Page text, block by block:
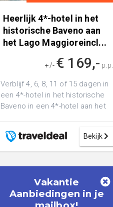
Heerlijk 4*-hotel in het
historische Baveno aan
het Lago Maggioreincl...
+/- € 169,- p.p.
Verblijf 4, 6, 8, 11 of 15 dagen in
een 4*-hotel in het historische
Baveno in een 4*-hotel aan het
Bekijk
Vakantie
Aanbiedingen in je